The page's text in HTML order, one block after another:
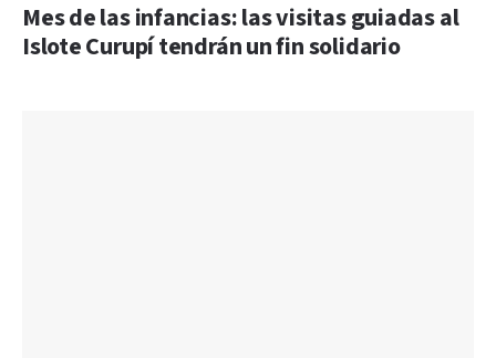
Mes de las infancias: las visitas guiadas al
Islote Curupí tendrán un fin solidario